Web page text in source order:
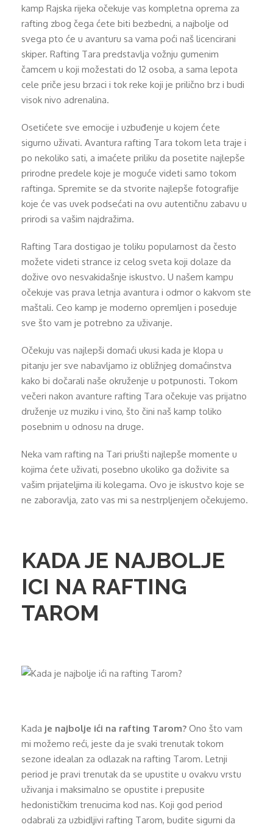
kamp Rajska rijeka očekuje vas kompletna oprema za
rafting zbog čega ćete biti bezbedni, a najbolje od
svega pto će u avanturu sa vama poći naš licencirani
skiper. Rafting Tara predstavlja vožnju gumenim
čamcem u koji možestati do 12 osoba, a sama lepota
cele priče jesu brzaci i tok reke koji je prilično brz i budi
visok nivo adrenalina.
Osetićete sve emocije i uzbuđenje u kojem ćete
sigurno uživati. Avantura rafting Tara tokom leta traje i
po nekoliko sati, a imaćete priliku da posetite najlepše
prirodne predele koje je moguće videti samo tokom
raftinga. Spremite se da stvorite najlepše fotografije
koje će vas uvek podsećati na ovu autentičnu zabavu u
prirodi sa vašim najdražima.
Rafting Tara dostigao je toliku popularnost da često
možete videti strance iz celog sveta koji dolaze da
dožive ovo nesvakidašnje iskustvo. U našem kampu
očekuje vas prava letnja avantura i odmor o kakvom ste
maštali. Ceo kamp je moderno opremljen i poseduje
sve što vam je potrebno za uživanje.
Očekuju vas najlepši domaći ukusi kada je klopa u
pitanju jer sve nabavljamo iz obližnjeg domaćinstva
kako bi dočarali naše okruženje u potpunosti. Tokom
večeri nakon avanture rafting Tara očekuje vas prijatno
druženje uz muziku i vino, što čini naš kamp toliko
posebnim u odnosu na druge.
Neka vam rafting na Tari priušti najlepše momente u
kojima ćete uživati, posebno ukoliko ga doživite sa
vašim prijateljima ili kolegama. Ovo je iskustvo koje se
ne zaboravlja, zato vas mi sa nestrpljenjem očekujemo.
KADA JE NAJBOLJE
ICI NA RAFTING
TAROM
Kada je najbolje ići na rafting Tarom? Ono što vam
mi možemo reći, jeste da je svaki trenutak tokom
sezone idealan za odlazak na rafting Tarom. Letnji
period je pravi trenutak da se upustite u ovakvu vrstu
uživanja i maksimalno se opustite i prepusite
hedonističkim trenucima kod nas. Koji god period
odabrali za uzbidljivi rafting Tarom, budite sigurni da